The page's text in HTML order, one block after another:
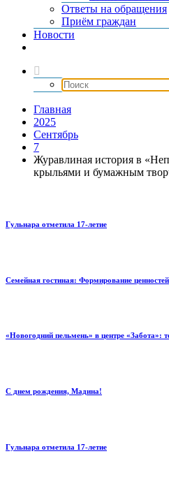
Ответы на обращения
Приём граждан
Новости
Главная
2025
Сентябрь
7
Журавлиная история в
крыльями и бумажным
Гульнара отметила 17‑летие
Семейная гостиная: Формирование ценностей
«Новогодний пельмень» в центре «Забота»:
С днем рождения, Мадина!
Гульнара отметила 17‑летие